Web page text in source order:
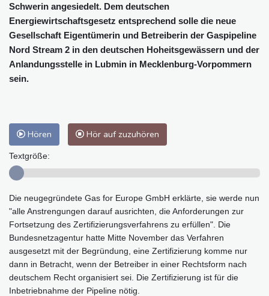
Schwerin angesiedelt. Dem deutschen
Energiewirtschaftsgesetz entsprechend solle die neue
Gesellschaft Eigentümerin und Betreiberin der Gaspipeline
Nord Stream 2 in den deutschen Hoheitsgewässern und der
Anlandungsstelle in Lubmin in Mecklenburg-Vorpommern
sein.
Hören Hör auf zuzuhören
Textgröße:
Die neugegründete Gas for Europe GmbH erklärte, sie werde nun
"alle Anstrengungen darauf ausrichten, die Anforderungen zur
Fortsetzung des Zertifizierungsverfahrens zu erfüllen". Die
Bundesnetzagentur hatte Mitte November das Verfahren
ausgesetzt mit der Begründung, eine Zertifizierung komme nur
dann in Betracht, wenn der Betreiber in einer Rechtsform nach
deutschem Recht organisiert sei. Die Zertifizierung ist für die
Inbetriebnahme der Pipeline nötig.